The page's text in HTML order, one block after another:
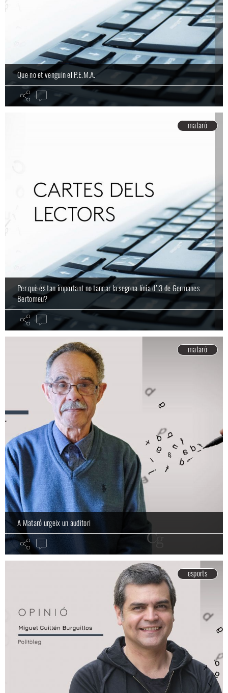
Que no et venguin el P.E.M.A.
mataró
Per què és tan important no tancar la segona línia d’i3 de Germanes
Bertomeu?
mataró
A Mataró urgeix un auditori
esports